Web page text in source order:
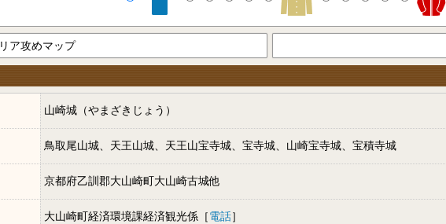
リア攻めマップ
山崎城（やまざきじょう）
鳥取尾山城、天王山城、天王山宝寺城、宝寺城、山崎宝寺城、宝積寺城
京都府乙訓郡大山崎町大山崎古城他
大山崎町経済環境課経済観光係［電話］